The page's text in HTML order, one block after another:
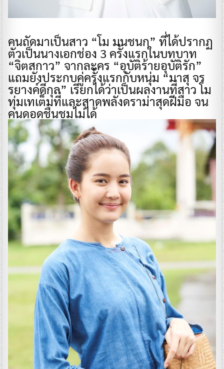
คนถัดมาเป็นสาว “โม มนชนก” ที่ได้ปรากฏ
ตัวเป็นนางเอกช่อง 3 ครั้งแรกในบทบาท
“จิตสกาว” จากละคร “อุบัติร้ายอุบัติรัก”
แถมยังประกบคู่ครั้งแรกกับหนุ่ม “มาสุ จร
รยางค์ดีกุล” เรียกได้ว่าเป็นผลงานที่สาว โม
ทุ่มเทเต็มที่และสาดพลังดราม่าสุดฝีมือ จน
คนดูอดชื่นชมไม่ได้